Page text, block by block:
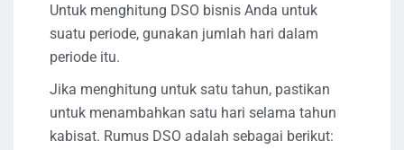
Untuk menghitung DSO bisnis Anda untuk
suatu periode, gunakan jumlah hari dalam
periode itu.
Jika menghitung untuk satu tahun, pastikan
untuk menambahkan satu hari selama tahun
kabisat. Rumus DSO adalah sebagai berikut: